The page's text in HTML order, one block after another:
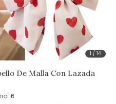
1 /14
De Malla Con Lazada
6